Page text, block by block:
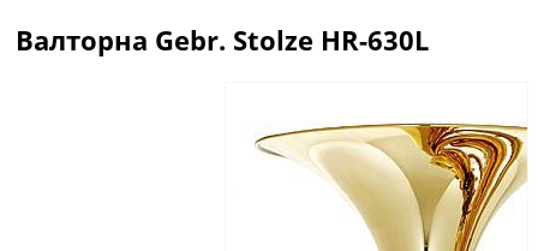
Валторна Gebr. Stolze HR-630L